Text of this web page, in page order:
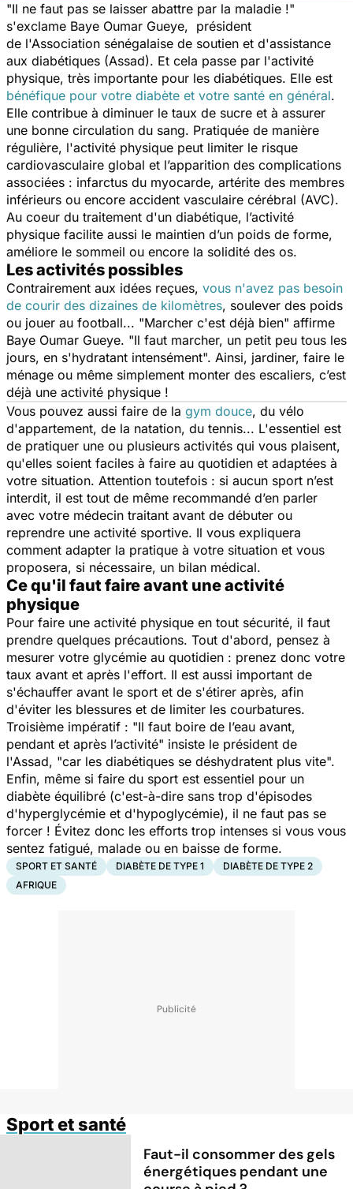
"Il ne faut pas se laisser abattre par la maladie !"
s'exclame Baye Oumar Gueye, président
de l'Association sénégalaise de soutien et d'assistance
aux diabétiques (Assad). Et cela passe par l'activité
physique, très importante pour les diabétiques. Elle est
bénéfique pour votre diabète et votre santé en général.
Elle contribue à diminuer le taux de sucre et à assurer
une bonne circulation du sang. Pratiquée de manière
régulière, l'activité physique peut limiter le risque
cardiovasculaire global et l’apparition des complications
associées : infarctus du myocarde, artérite des membres
inférieurs ou encore accident vasculaire cérébral (AVC).
Au coeur du traitement d'un diabétique, l’activité
physique facilite aussi le maintien d’un poids de forme,
améliore le sommeil ou encore la solidité des os.
Les activités possibles
Contrairement aux idées reçues, vous n'avez pas besoin
de courir des dizaines de kilomètres, soulever des poids
ou jouer au football... "Marcher c'est déjà bien" affirme
Baye Oumar Gueye. "Il faut marcher, un petit peu tous les
jours, en s'hydratant intensément". Ainsi, jardiner, faire le
ménage ou même simplement monter des escaliers, c’est
déjà une activité physique !
Vous pouvez aussi faire de la gym douce, du vélo
d'appartement, de la natation, du tennis... L'essentiel est
de pratiquer une ou plusieurs activités qui vous plaisent,
qu'elles soient faciles à faire au quotidien et adaptées à
votre situation. Attention toutefois : si aucun sport n’est
interdit, il est tout de même recommandé d’en parler
avec votre médecin traitant avant de débuter ou
reprendre une activité sportive. Il vous expliquera
comment adapter la pratique à votre situation et vous
proposera, si nécessaire, un bilan médical.
Ce qu'il faut faire avant une activité
physique
Pour faire une activité physique en tout sécurité, il faut
prendre quelques précautions. Tout d'abord, pensez à
mesurer votre glycémie au quotidien : prenez donc votre
taux avant et après l'effort. Il est aussi important de
s'échauffer avant le sport et de s'étirer après, afin
d'éviter les blessures et de limiter les courbatures.
Troisième impératif : "Il faut boire de l’eau avant,
pendant et après l’activité" insiste le président de
l'Assad, "car les diabétiques se déshydratent plus vite".
Enfin, même si faire du sport est essentiel pour un
diabète équilibré (c'est-à-dire sans trop d'épisodes
d'hyperglycémie et d'hypoglycémie), il ne faut pas se
forcer ! Évitez donc les efforts trop intenses si vous vous
sentez fatigué, malade ou en baisse de forme.
SPORT ET SANTÉ DIABÈTE DE TYPE 1
DIABÈTE DE TYPE 2
AFRIQUE
Sport et santé
Faut-il consommer des gels
énergétiques pendant une